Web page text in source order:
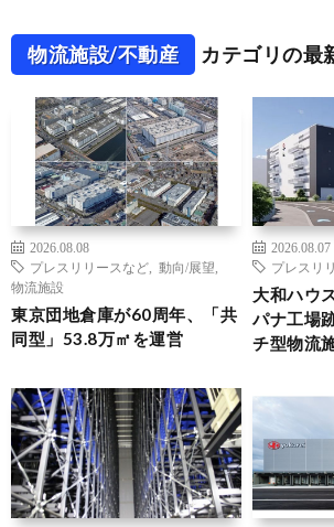
物流施設/不動産 カテゴリの最
2026.08.08
プレスリリースなど
動向/展望
物流施設
東京団地倉庫が60周年、「共
同型」53.8万㎡を運営
2026.08.07
プレスリ
大和ハウ
パナ工場
チ型物流